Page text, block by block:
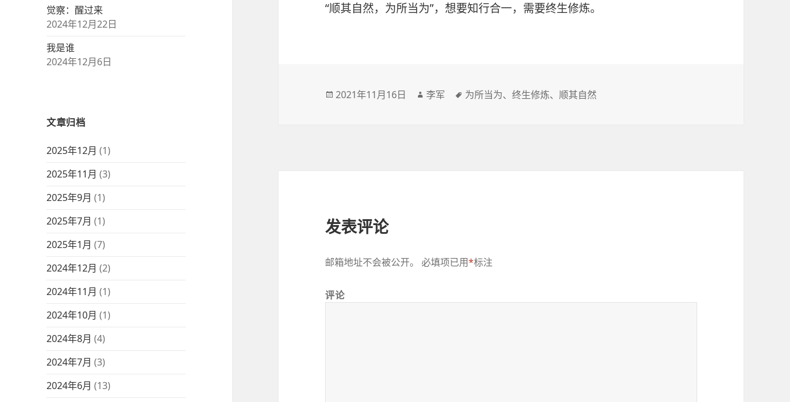
觉察：醒过来
2024年12月22日
我是谁
2024年12月6日
文章归档
2025年12月 (1)
2025年11月 (3)
2025年9月 (1)
2025年7月 (1)
2025年1月 (7)
2024年12月 (2)
2024年11月 (1)
2024年10月 (1)
2024年8月 (4)
2024年7月 (3)
2024年6月 (13)
“顺其自然，为所当为”，想要知行合一，需要终生修炼。
发
2021年11月16日
作
李军
标
为所当为、终生修炼、 顺其自然
发表评论
邮箱地址不会被公开。 必填项已用*标注
评论